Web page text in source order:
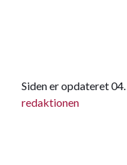
Siden er opdateret
redaktionen